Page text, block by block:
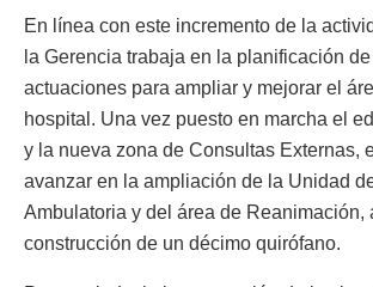
En línea con este incremento de la
la Gerencia trabaja en la planificación
actuaciones para ampliar y mejorar el
hospital. Una vez puesto en marcha el
y la nueva zona de Consultas Externas,
avanzar en la ampliación de la Unidad
Ambulatoria y del área de Reanimación,
construcción de un décimo quirófano.